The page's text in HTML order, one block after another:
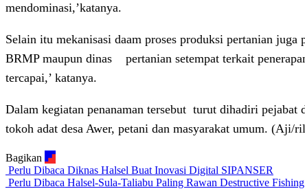
mendominasi,’katanya.
Selain itu mekanisasi daam proses produksi pertanian
BRMP maupun dinas
pertanian setempat terkait
tercapai,’ katanya.
Dalam kegiatan penanaman tersebut turut dihadiri pejabat
tokoh adat desa Awer, petani dan masyarakat umum. (Aji/
Bagikan
Perlu Dibaca Diknas Halsel Buat Inovasi Digital SIPANSER
Perlu Dibaca Halsel-Sula-Taliabu Paling Rawan Destructive Fishing